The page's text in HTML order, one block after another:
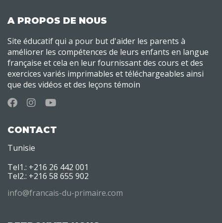
A PROPOS DE NOUS
Site éducatif qui a pour but d'aider les parents à
améliorer les compétences de leurs enfants en langue
française et cela en leur fournissant des cours et des
exercices variés imprimables et téléchargeables ainsi
que des vidéos et des leçons témoin
CONTACT
Tunisie
Tel1.: +216 26 442 001
Tel2.: +216 58 655 902
info@francais-du-primaire.com